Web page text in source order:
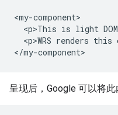
<my-component>
<p>This is light
<p>WRS renders this
</my-component>
呈现后，Google 可以将此